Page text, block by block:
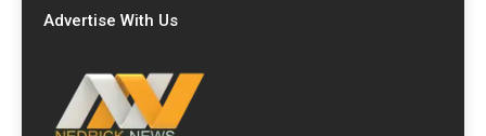
Advertise With Us